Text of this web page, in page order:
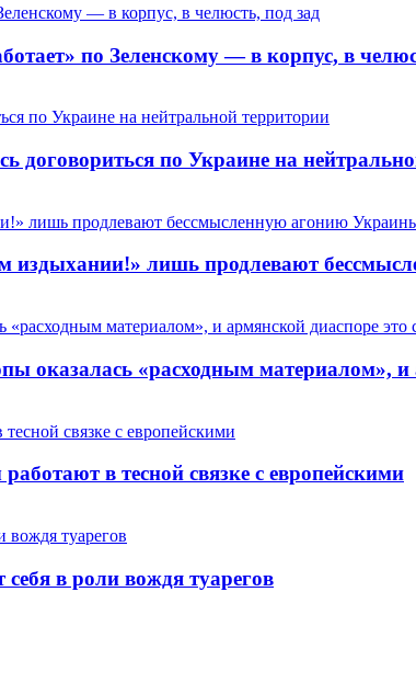
по Зеленскому — в корпус, в
договориться по Украине на
издыхании!» лишь продлевают
оказалась «расходным материалом», и
в тесной связке с европейскими
в роли вождя туарегов